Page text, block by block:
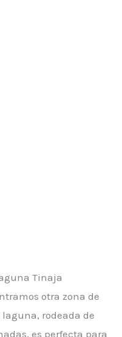
Tinaja
otra zona de
rodeada de
es perfecta para